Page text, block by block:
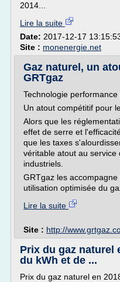
2014...
Lire la suite
Date: 2017-12-17
Site : monenergie.net
Gaz naturel, un
GRTgaz
Technologie performance
Un atout compétitif pour
Alors que les
effet de serre et
que les taxes
véritable atout au service
industriels.
GRTgaz les
utilisation optimisée du
Lire la suite
Site : http://
Prix du gaz naturel
du kWh et de ...
Prix du gaz naturel en